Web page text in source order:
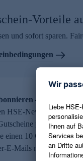
Vorteile
und sofort sparen.
– 10 €
HSE-Newsletter
per E-Mail
einen 10 € Gutschein.
E-Mails möglich.